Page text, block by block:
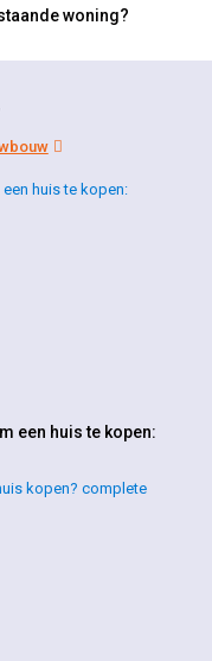
woning?
een huis te kopen: